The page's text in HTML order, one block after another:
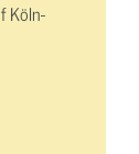
Köln-